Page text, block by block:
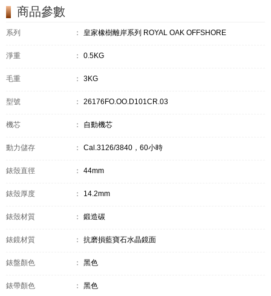
商品參數
系列 ： 皇家橡樹離岸系列 ROYAL OAK OFFSHORE
淨重 ： 0.5KG
毛重 ： 3KG
型號 ： 26176FO.OO.D101CR.03
機芯 ： 自動機芯
動力儲存 ： Cal.3126/3840，60小時
錶殼直徑 ： 44mm
錶殼厚度 ： 14.2mm
錶殼材質 ： 鍛造碳
錶鏡材質 ： 抗磨損藍寶石水晶鏡面
錶盤顏色 ： 黑色
錶帶顏色 ： 黑色